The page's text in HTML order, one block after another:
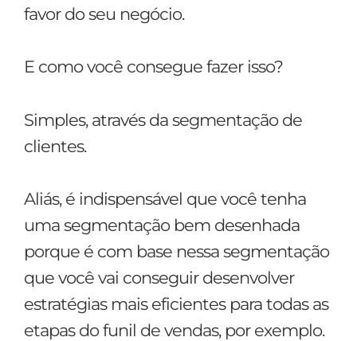
favor do seu negócio.
E como você consegue fazer isso?
Simples, através da segmentação de
clientes.
Aliás, é indispensável que você tenha
uma segmentação bem desenhada
porque é com base nessa segmentação
que você vai conseguir desenvolver
estratégias mais eficientes para todas as
etapas do funil de vendas, por exemplo.